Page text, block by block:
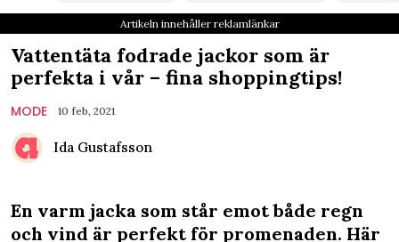
Artikeln innehåller reklamlänkar
Vattentäta fodrade jackor som är
perfekta i vår – fina shoppingtips!
MODE 10 feb, 2021
Ida Gustafsson
En varm jacka som står emot både regn
och vind är perfekt för promenaden. Här